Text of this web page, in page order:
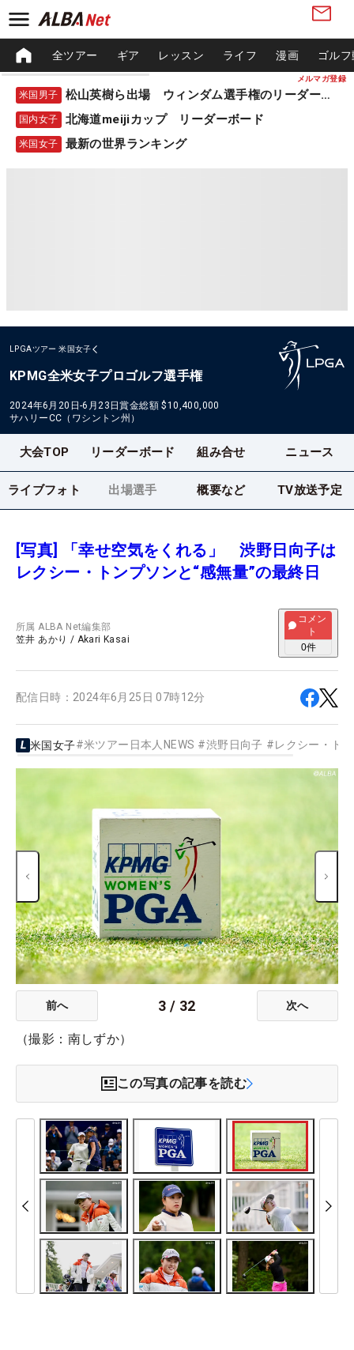
メルマガ登録
全ツアー ギア レッスン ライフ 漫画 ゴル
米国男子 松山英樹ら出場 ウィンダム選手権のリーダーボード
国内女子 北海道meijiカップ リーダーボード
米国女子 最新の世界ランキング
LPGAツアー 米国女子
KPMG全米女子プロゴルフ選手権
2024年6月20日-6月23日賞金総額 $10,400,000
サハリーCC（ワシントン州）
大会TOP リーダーボード 組み合せ ニュース
ライブフォト 出場選手 概要など TV放送予定
[写真] 「幸せ空気をくれる」 渋野日向子は
レクシー・トンプソンと“感無量”の最終日
所属ALBA Net編集部
笠井 あかり / Akari Kasai
コメン
ト
0件
配信日時： 2024年6月25日 07時12分
米国女子#米ツアー日本人NEWS #渋野日向子 #レクシー・ト
前へ 3 / 32 次へ
（撮影：南しずか）
この写真の記事を読む